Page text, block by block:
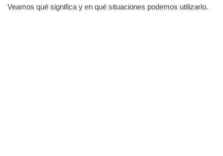
Veamos qué significa y en qué situaciones podemos utilizarlo.